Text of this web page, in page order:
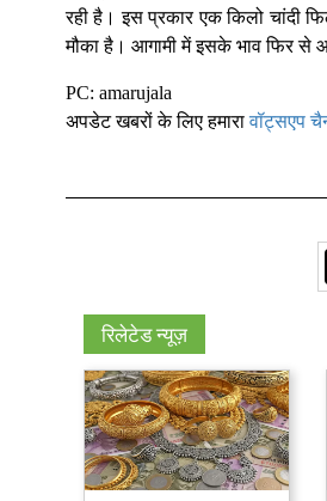
रही है। इस प्रकार एक किलो चांदी
मौका है। आगामी में इसके भाव फिर
PC: amarujala
अपडेट खबरों के लिए हमारावॉट्सएप
रिलेटेड न्यूज़